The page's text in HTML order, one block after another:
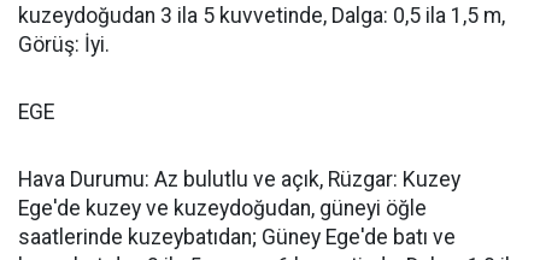
kuzeydoğudan 3 ila 5 kuvvetinde, Dalga: 0,5 ila 1,5 m,
Görüş: İyi.
EGE
Hava Durumu: Az bulutlu ve açık, Rüzgar: Kuzey
Ege'de kuzey ve kuzeydoğudan, güneyi öğle
saatlerinde kuzeybatıdan; Güney Ege'de batı ve